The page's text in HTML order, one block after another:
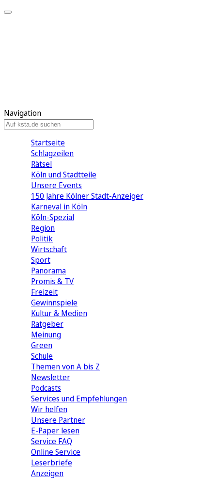
Navigation
Startseite
Schlagzeilen
Rätsel
Köln und Stadtteile
Unsere Events
150 Jahre Kölner Stadt-Anzeiger
Karneval in Köln
Köln-Spezial
Region
Politik
Wirtschaft
Sport
Panorama
Promis & TV
Freizeit
Gewinnspiele
Kultur & Medien
Ratgeber
Meinung
Green
Schule
Themen von A bis Z
Newsletter
Podcasts
Services und Empfehlungen
Wir helfen
Unsere Partner
E-Paper lesen
Service FAQ
Online Service
Leserbriefe
Anzeigen